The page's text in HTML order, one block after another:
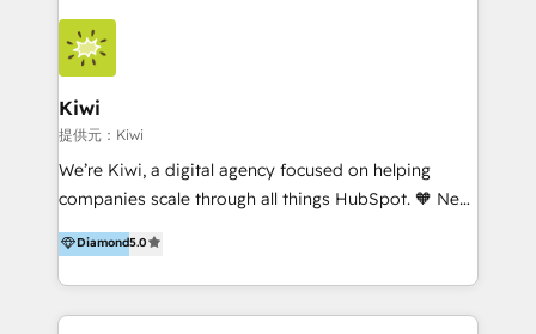
HubSpot Elite Partner in Latin America and Spain,
we hold numerous accreditations, including CRM
Implementation and Data Migration. Our services
include HubSpot setup and customization,
Marketing Automation, Inbound Marketing, Inbound
Sales, and Account-Based Marketing (ABM). We use
our skills in marketing automation and integrations
By working with InboundCycle, businesses benefit
from our extensive experience and expertise in
Kiwi
提供元：Kiwi
We’re Kiwi, a digital agency focused on helping
companies scale through all things HubSpot. 🧡 New
HubSpot user? With 250+ implementations under
our belt, we bring proven expertise in solutions
architecture, onboarding, data migration, CRM builds
and integrations. Long-time HubSpotter? We’ll help
Diamond5.0